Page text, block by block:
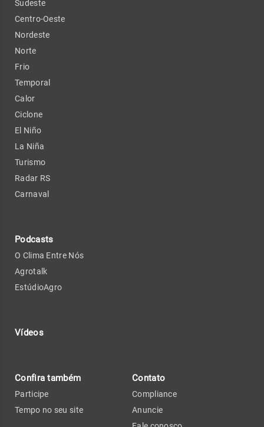
Sudeste
Centro-Oeste
Nordeste
Norte
Frio
Temporal
Calor
Ciclone
El Niño
La Niña
Turismo
Radar RS
Carnaval
Podcasts
O Clima Entre Nós
Agrotalk
EstúdioAgro
Vídeos
Confira também
Participe
Tempo no seu site
Contato
Compliance
Anuncie